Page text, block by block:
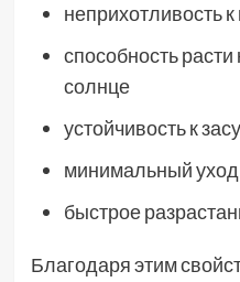
неприхотливость к
способность расти
солнце
устойчивость к
минимальный уход
быстрое
Благодаря этим